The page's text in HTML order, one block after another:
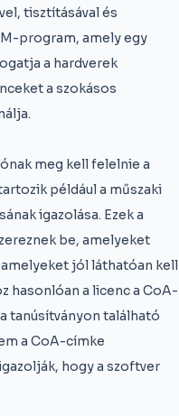
tisztításával és
program, amely egy
a hardverek
a szokásos
meg kell felelnie a
például a műszaki
igazolása. Ezek a
be, amelyeket
jól láthatóan kell
hasonlóan a licenc a CoA-
tanúsítványon található
a CoA-címke
hogy a szoftver